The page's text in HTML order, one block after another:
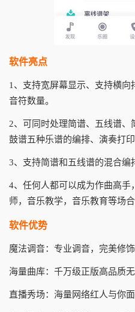
软件亮点
1、支持宽屏幕显示、支持横
音符数量。
2、可同时处理简谱、五线谱
鼓谱五种乐谱的编排、演奏打
3、支持简谱和五线谱的混合编
4、任何人都可以成为作曲高
师，音乐教学，音乐教育等场合
软件优势
魔法调音：专业调音，完美修
海量曲库：千万级正版高品质
直播秀场：海量网络红人与你